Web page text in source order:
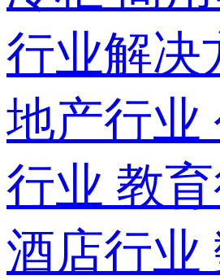
行业解决
地产行业
行业 教
酒店行业